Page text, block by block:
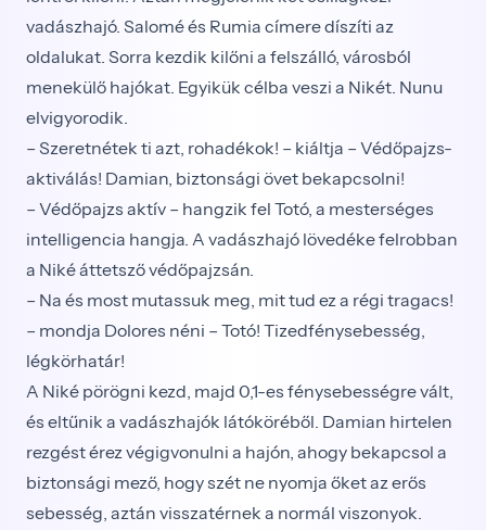
vadászhajó. Salomé és Rumia címere díszíti az
oldalukat. Sorra kezdik kilőni a felszálló, városból
menekülő hajókat. Egyikük célba veszi a Nikét. Nunu
elvigyorodik.
– Szeretnétek ti azt, rohadékok! – kiáltja – Védőpajzs-
aktiválás! Damian, biztonsági övet bekapcsolni!
– Védőpajzs aktív – hangzik fel Totó, a mesterséges
intelligencia hangja. A vadászhajó lövedéke felrobban
a Niké áttetsző védőpajzsán.
– Na és most mutassuk meg, mit tud ez a régi tragacs!
– mondja Dolores néni – Totó! Tizedfénysebesség,
légkörhatár!
A Niké pörögni kezd, majd 0,1-es fénysebességre vált,
és eltűnik a vadászhajók látóköréből. Damian hirtelen
rezgést érez végigvonulni a hajón, ahogy bekapcsol a
biztonsági mező, hogy szét ne nyomja őket az erős
sebesség, aztán visszatérnek a normál viszonyok.